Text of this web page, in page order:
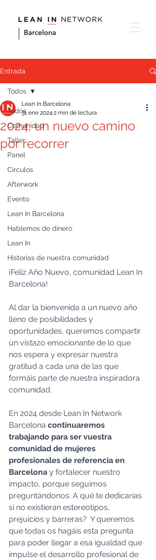
Entrada
Todos
Comunidad
Taller
Panel
Circulos
Afterwork
Evento
Lean In Barcelona
Hablemos de dinero
Lean In
Historias de nuestra comunidad
Todos
2024, un nuevo camino
por recorrer
Lean In Barcelona
31 ene 2024 2 min de lectura
¡Feliz Año Nuevo, comunidad Lean In
Barcelona!
Al dar la bienvenida a un nuevo año
lleno de posibilidades y
oportunidades, queremos compartir
un vistazo emocionante de lo que
nos espera y expresar nuestra
gratitud a cada una de las que
formáis parte de nuestra inspiradora
comunidad.
En 2024 desde Lean In Network
Barcelona continuaremos
trabajando para ser vuestra
comunidad de mujeres
profesionales de referencia en
Barcelona y fortalecer nuestro
impacto, porque seguimos
preguntándonos: A qué te dedicarías
si no existieran estereotipos,
prejuicios y barreras?  Y queremos
que todas os hagáis esta pregunta
para poder llegar a esa igualdad que
impulse el desarrollo profesional de